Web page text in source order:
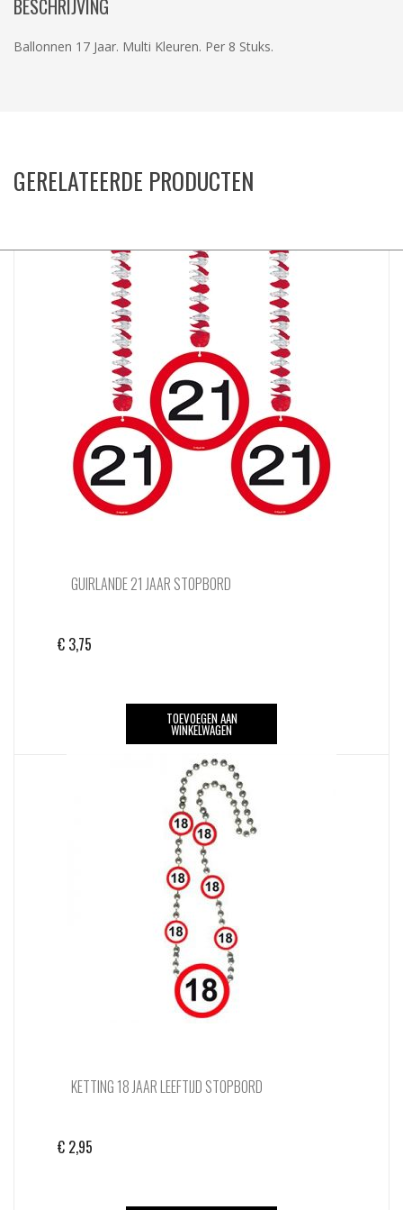
BESCHRIJVING
Ballonnen 17 Jaar. Multi Kleuren. Per 8 Stuks.
GERELATEERDE PRODUCTEN
GUIRLANDE 21 JAAR STOPBORD
€ 3,75
TOEVOEGEN AAN
WINKELWAGEN
KETTING 18 JAAR LEEFTIJD STOPBORD
€ 2,95